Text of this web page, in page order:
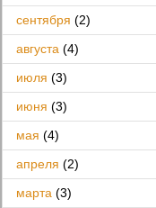
сентября (2)
августа (4)
июля (3)
июня (3)
мая (4)
апреля (2)
марта (3)